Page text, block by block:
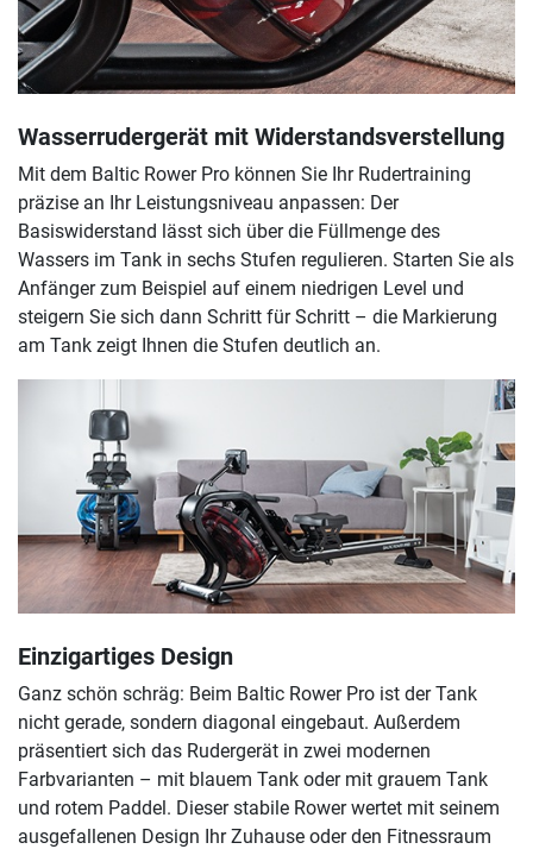
Wasserrudergerät mit Widerstandsverstellung
Mit dem Baltic Rower Pro können Sie Ihr Rudertraining
präzise an Ihr Leistungsniveau anpassen: Der
Basiswiderstand lässt sich über die Füllmenge des
Wassers im Tank in sechs Stufen regulieren. Starten Sie als
Anfänger zum Beispiel auf einem niedrigen Level und
steigern Sie sich dann Schritt für Schritt – die Markierung
am Tank zeigt Ihnen die Stufen deutlich an.
Einzigartiges Design
Ganz schön schräg: Beim Baltic Rower Pro ist der Tank
nicht gerade, sondern diagonal eingebaut. Außerdem
präsentiert sich das Rudergerät in zwei modernen
Farbvarianten – mit blauem Tank oder mit grauem Tank
und rotem Paddel. Dieser stabile Rower wertet mit seinem
ausgefallenen Design Ihr Zuhause oder den Fitnessraum